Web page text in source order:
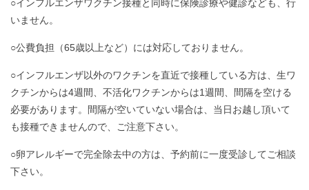
○インフルエンザワクチン接種と同時に保険診療や健診なども、行
いません。
○公費負担（65歳以上など）には対応しておりません。
○インフルエンザ以外のワクチンを直近で接種している方は、生ワ
クチンからは4週間、不活化ワクチンからは1週間、間隔を空ける
必要があります。間隔が空いていない場合は、当日お越し頂いて
も接種できませんので、ご注意下さい。
○卵アレルギーで完全除去中の方は、予約前に一度受診してご相談
下さい。